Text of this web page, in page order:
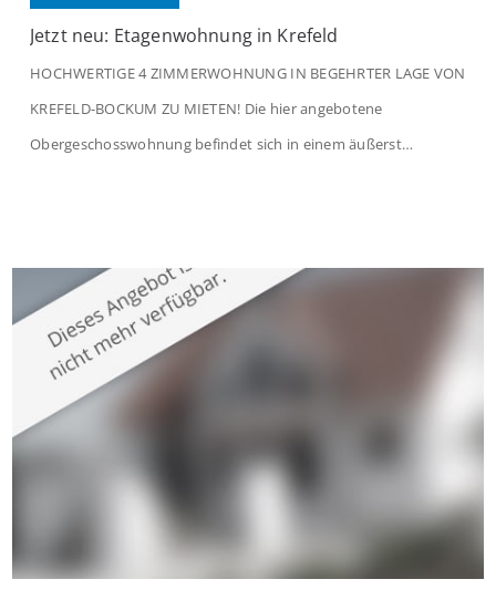
Jetzt neu: Etagenwohnung in Krefeld
HOCHWERTIGE 4 ZIMMERWOHNUNG IN BEGEHRTER LAGE VON
KREFELD-BOCKUM ZU MIETEN! Die hier angebotene
Obergeschosswohnung befindet sich in einem äußerst
großzügige Räume und eine hochwertige Ausstattung, die
modernen Wohnkomfort mit einem stilvollen Ambiente
verbindet. Der […]